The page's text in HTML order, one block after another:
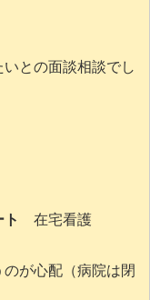
との面談相談でし
在宅看護
が心配（病院は閉